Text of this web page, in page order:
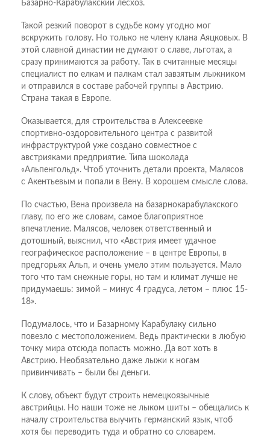
Базарно-Карабулакский лесхоз.
Такой резкий поворот в судьбе кому угодно мог
вскружить голову. Но только не члену клана Аяцковых. В
этой славной династии не думают о славе, льготах, а
сразу принимаются за работу. Так в считанные месяцы
специалист по елкам и палкам стал завзятым лыжником
и отправился в составе рабочей группы в Австрию.
Страна такая в Европе.
Оказывается, для строительства в Алексеевке
спортивно-оздоровительного центра с развитой
инфраструктурой уже создано совместное с
австрияками предприятие. Типа шоколада
«Альпенгольд». Чтоб уточнить детали проекта, Малясов
с Акентьевым и попали в Вену. В хорошем смысле слова.
По счастью, Вена произвела на базарнокарабулакского
главу, по его же словам, самое благоприятное
впечатление. Малясов, человек ответственный и
дотошный, выяснил, что «Австрия имеет удачное
географическое расположение – в центре Европы, в
предгорьях Альп, и очень умело этим пользуется. Мало
того что там снежные горы, но там и климат лучше не
придумаешь: зимой – минус 4 градуса, летом – плюс 15-
18».
Подумалось, что и Базарному Карабулаку сильно
повезло с местоположением. Ведь практически в любую
точку мира отсюда попасть можно. Да вот хоть в
Австрию. Необязательно даже лыжи к ногам
привинчивать – были бы деньги.
К слову, объект будут строить немецкоязычные
австрийцы. Но наши тоже не лыком шиты – обещались к
началу строительства выучить германский язык, чтоб
хотя бы переводить туда и обратно со словарем.